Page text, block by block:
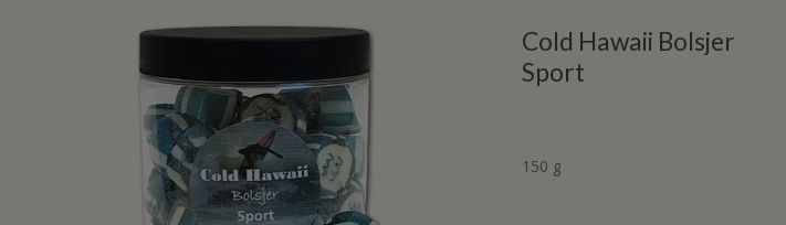
Cold Hawaii Bolsjer
Sport
150 g